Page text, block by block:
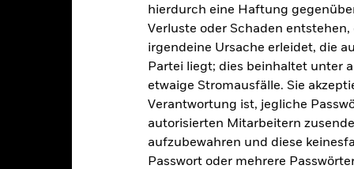
hierdurch eine Haftung
Verluste oder Schaden
irgendeine Ursache erleidet, die
Partei liegt; dies beinhaltet unter
etwaige Stromausfälle. Sie
Verantwortung ist, jegliche
autorisierten Mitarbeitern
aufzubewahren und diese
Passwort oder mehrere
1,50%
0,00%
USD 1 000,00
BlackRock (Luxembourg) S.A.
Transaktionsdatum +3 Tage
Mindestsumme bei
Gewinnverwendung
Morningstar-Kategorie
Transaktionshäufigkeit
SEDOL